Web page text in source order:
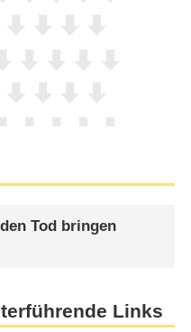
Tod bringen
Links